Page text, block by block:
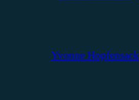
Yvonne Hopfensack